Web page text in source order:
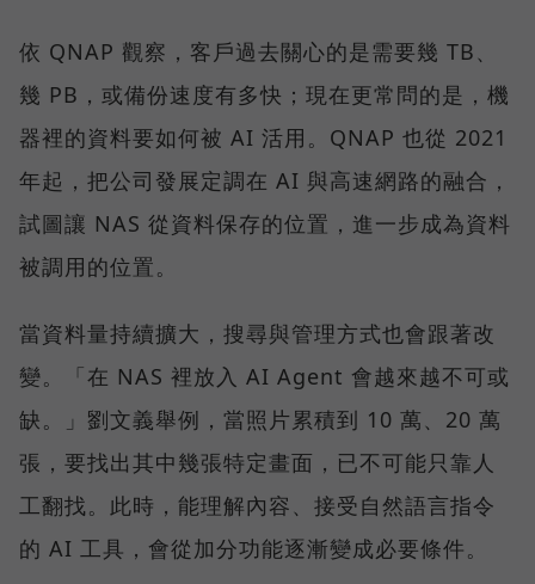
依 QNAP 觀察，客戶過去關心的是需要幾 TB、
幾 PB，或備份速度有多快；現在更常問的是，機
器裡的資料要如何被 AI 活用。QNAP 也從 2021
年起，把公司發展定調在 AI 與高速網路的融合，
試圖讓 NAS 從資料保存的位置，進一步成為資料
被調用的位置。
當資料量持續擴大，搜尋與管理方式也會跟著改
變。「在 NAS 裡放入 AI Agent 會越來越不可或
缺。」劉文義舉例，當照片累積到 10 萬、20 萬
張，要找出其中幾張特定畫面，已不可能只靠人
工翻找。此時，能理解內容、接受自然語言指令
的 AI 工具，會從加分功能逐漸變成必要條件。